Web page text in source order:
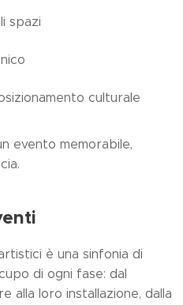
spazi
culturale
evento memorabile,
è una sinfonia di
di ogni fase: dal
alla loro installazione, dalla